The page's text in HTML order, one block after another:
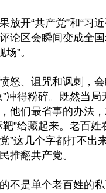
放开“共产党”和“习
论区会瞬间变成全
”。
怒、诅咒和讽刺，
”冲得粉碎。既然当局
他们最省事的办法
”给藏起来。老百姓
”这几个字都打不出
推翻共产党。
不是单个老百姓的